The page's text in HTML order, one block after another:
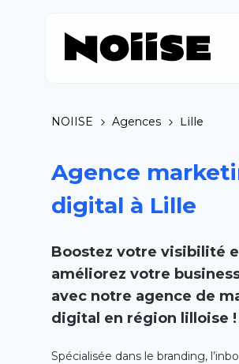
NOIISE Agences Lille
Agence
digital à Lille
Boostez votre visibilité
améliorez votre
avec notre agence de
digital en région lilloise !
Spécialisée dans le branding,